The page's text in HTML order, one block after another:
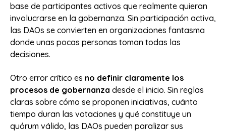
base de participantes activos que realmente quieran
involucrarse en la gobernanza. Sin participación activa,
las DAOs se convierten en organizaciones fantasma
donde unas pocas personas toman todas las
decisiones.
Otro error crítico es no definir claramente los
procesos de gobernanza desde el inicio. Sin reglas
claras sobre cómo se proponen iniciativas, cuánto
tiempo duran las votaciones y qué constituye un
quórum válido, las DAOs pueden paralizar sus